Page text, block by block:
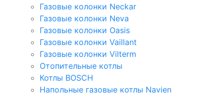
Газовые колонки Neckar
Газовые колонки Neva
Газовые колонки Oasis
Газовые колонки Vaillant
Газовые колонки Vilterm
Отопительные котлы
Котлы BOSCH
Напольные газовые котлы Navien